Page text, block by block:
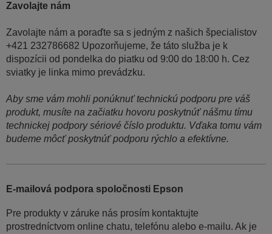
Zavolajte nám
Zavolajte nám a poraďte sa s jedným z našich špecialistov
+421 232786682 Upozorňujeme, že táto služba je k
dispozícii od pondelka do piatku od 9:00 do 18:00 h. Cez
sviatky je linka mimo prevádzku.
Aby sme vám mohli ponúknuť technickú podporu pre váš
produkt, musíte na začiatku hovoru poskytnúť nášmu tímu
technickej podpory sériové číslo produktu. Vďaka tomu vám
budeme môcť poskytnúť podporu rýchlo a efektívne.
E-mailová podpora spoločnosti Epson
Pre produkty v záruke nás prosím kontaktujte
prostredníctvom online chatu, telefónu alebo e-mailu. Ak je